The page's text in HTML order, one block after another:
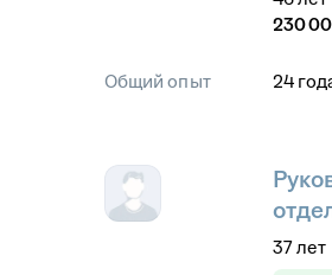
230
Общий опыт 24
37лет